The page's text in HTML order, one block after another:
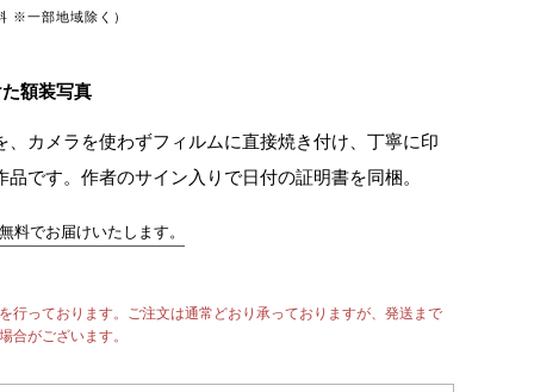
※一部地域除く）
額装写真
、カメラを使わずフィルムに直接焼き付け、丁寧に印
です。作者のサイン入りで日付の証明書を同梱。
料でお届けいたします。
行っております。ご注文は通常どおり承っておりますが、発送まで
合がございます。